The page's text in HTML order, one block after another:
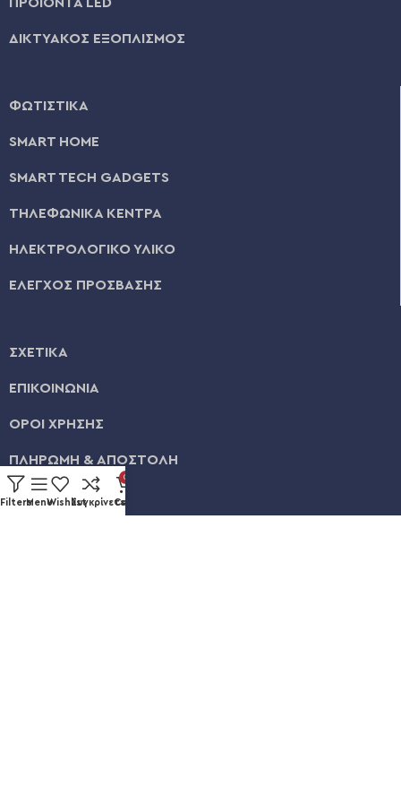
ΔΙΚΤΥΑΚΟΣ ΕΞΟΠΛΙΣΜΟΣ
ΦΩΤΙΣΤΙΚΑ
SMART HOME
SMART TECH GADGETS
ΤΗΛΕΦΩΝΙΚΑ ΚΕΝΤΡΑ
ΗΛΕΚΤΡΟΛΟΓΙΚΟ ΥΛΙΚΟ
ΕΛΕΓΧΟΣ ΠΡΟΣΒΑΣΗΣ
ΣΧΕΤΙΚΑ
ΕΠΙΚΟΙΝΩΝΙΑ
ΟΡΟΙ ΧΡΗΣΗΣ
ΠΛΗΡΩΜΗ & ΑΠΟΣΤΟΛΗ
ΛΟΓΑΡΙΑΣΜΟΣ
FiltersMenuWishlistΣυγκρίνετε
0
Cart